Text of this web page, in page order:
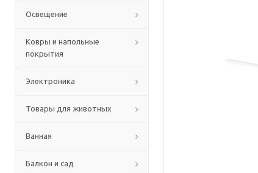
Освещение
Ковры и напольные
покрытия
Электроника
Товары для животных
Ванная
Балкон и сад